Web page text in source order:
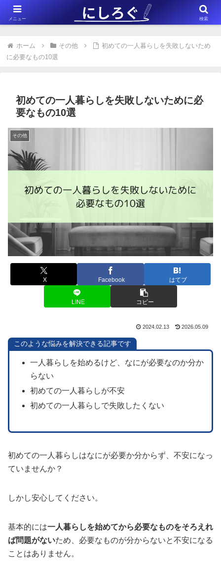
※このサイトはアフィリエイト広告（Amazonアソシエイト含む）を掲載
しています。
ホーム その他
初めての一人暮らしを失敗しないため
に必要なもの10選
初めての一人暮らしを失敗しないために必
要なもの10選
その他
X Facebook はてブ
LINE コピー
2024.02.13 2026.05.09
このような悩みを解決できる記事です
一人暮らしを始めるけど、なにが必要なのか分か
らない
初めての一人暮らしが不安
初めての一人暮らしで失敗したくない
初めての一人暮らしはなにが必要か分からず、不安になっ
ていませんか？
しかし安心してください。
基本的には一人暮らしを始めてから必要なものをそろえれ
ば問題がないため、必要なものが分からないと不安になる
ことはありません。
メニュー 検索